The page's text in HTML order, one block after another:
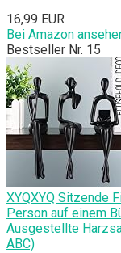
16,99 EUR
Bei Amazon
Bestseller Nr. 15
XYQXYQ Sitzende
Person auf einem
Ausgestellte
ABC)